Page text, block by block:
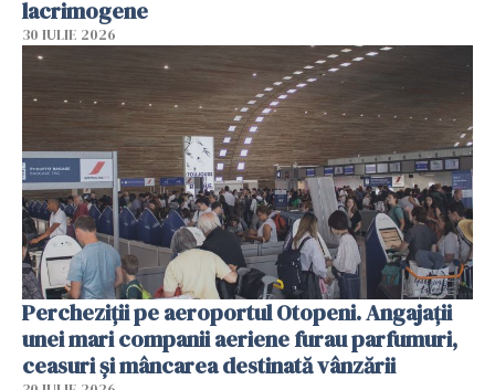
lacrimogene
30 IULIE 2026
Percheziții pe aeroportul Otopeni. Angajații
unei mari companii aeriene furau parfumuri,
ceasuri și mâncarea destinată vânzării